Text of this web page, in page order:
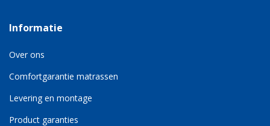
Informatie
Over ons
Comfortgarantie matrassen
Levering en montage
Product garanties